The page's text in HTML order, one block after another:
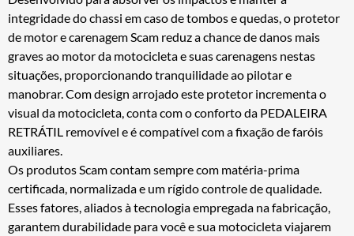
integridade do chassi em caso de tombos e quedas, o protetor
de motor e carenagem Scam reduz a chance de danos mais
graves ao motor da motocicleta e suas carenagens nestas
situações, proporcionando tranquilidade ao pilotar e
manobrar. Com design arrojado este protetor incrementa o
visual da motocicleta, conta com o conforto da PEDALEIRA
RETRÁTIL removível e é compatível com a fixação de faróis
auxiliares.
Os produtos Scam contam sempre com matéria-prima
certificada, normalizada e um rígido controle de qualidade.
Esses fatores, aliados à tecnologia empregada na fabricação,
garantem durabilidade para você e sua motocicleta viajarem